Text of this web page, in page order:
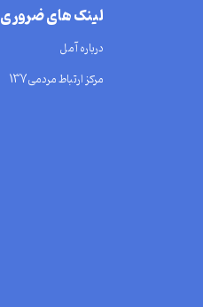
لینک های ضروری
درباره آمل
مرکز ارتباط مردمی137